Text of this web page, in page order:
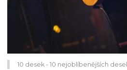
10 desek - 10 nejoblíbenějších